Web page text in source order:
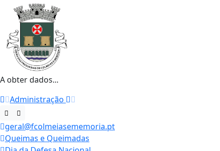
A obter dados...
Administração
geral@fcolmeiasememoria.pt
Queimas e Queimadas